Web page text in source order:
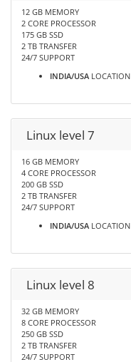
12 GB MEMORY
2 CORE PROCESSOR
175 GB SSD
2 TB TRANSFER
24/7 SUPPORT
INDIA/USA LOCATION
Linux level 7
16 GB MEMORY
4 CORE PROCESSOR
200 GB SSD
2 TB TRANSFER
24/7 SUPPORT
INDIA/USA LOCATION
Linux level 8
32 GB MEMORY
8 CORE PROCESSOR
250 GB SSD
2 TB TRANSFER
24/7 SUPPORT